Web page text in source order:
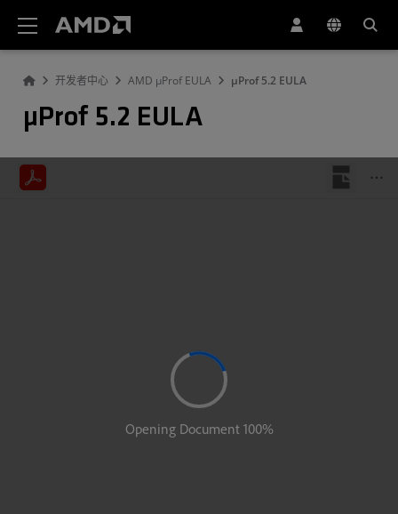
开发者中心 AMD µProf EULA µProf 5.2 EULA
µProf 5.2 EULA